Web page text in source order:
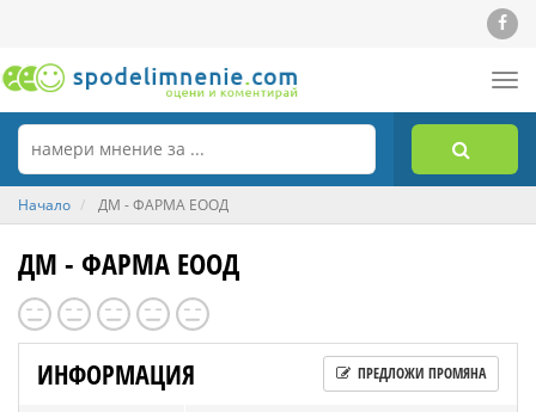
Начало ДМ - ФАРМА ЕООД
ДМ - ФАРМА ЕООД
ИНФОРМАЦИЯ ПРЕДЛОЖИ ПРОМЯНА